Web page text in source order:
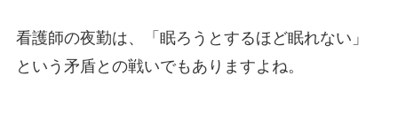
看護師の夜勤は、「眠ろうとするほど眠れない」
という矛盾との戦いでもありますよね。